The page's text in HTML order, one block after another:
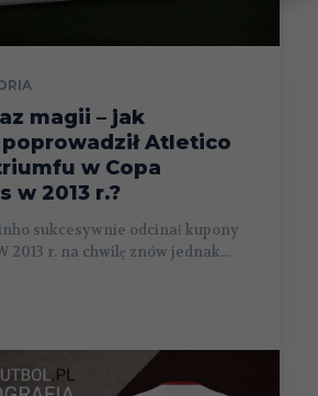
magii – jak
Atletico
w Copa
w 2013 r.?
sukcesywnie odcinał kupony
2013 r. na chwilę znów jednak...